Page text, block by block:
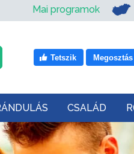
Mai programok
Tetszik Megosztás
CSALÁD